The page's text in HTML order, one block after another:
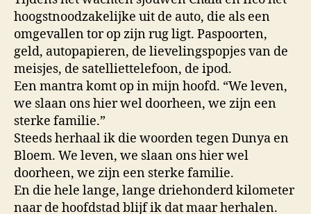
hoogstnoodzakelijke uit de auto, die als een
omgevallen tor op zijn rug ligt. Paspoorten,
geld, autopapieren, de lievelingspopjes van de
meisjes, de satelliettelefoon, de ipod.
Een mantra komt op in mijn hoofd. “We leven,
we slaan ons hier wel doorheen, we zijn een
sterke familie.”
Steeds herhaal ik die woorden tegen Dunya en
Bloem. We leven, we slaan ons hier wel
doorheen, we zijn een sterke familie.
En die hele lange, lange driehonderd kilometer
naar de hoofdstad blijf ik dat maar herhalen.